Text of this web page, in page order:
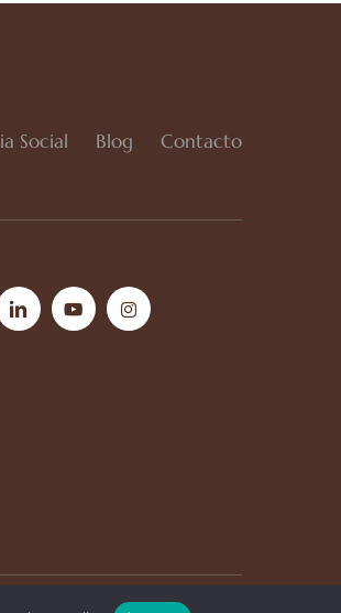
Social Blog Contacto
linkedinyoutubeinstagram